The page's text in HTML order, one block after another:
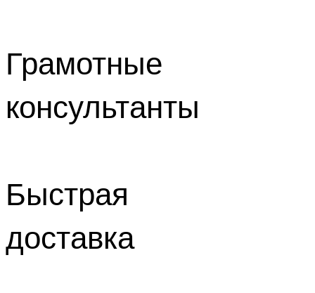
Грамотные
консультанты
Быстрая
доставка